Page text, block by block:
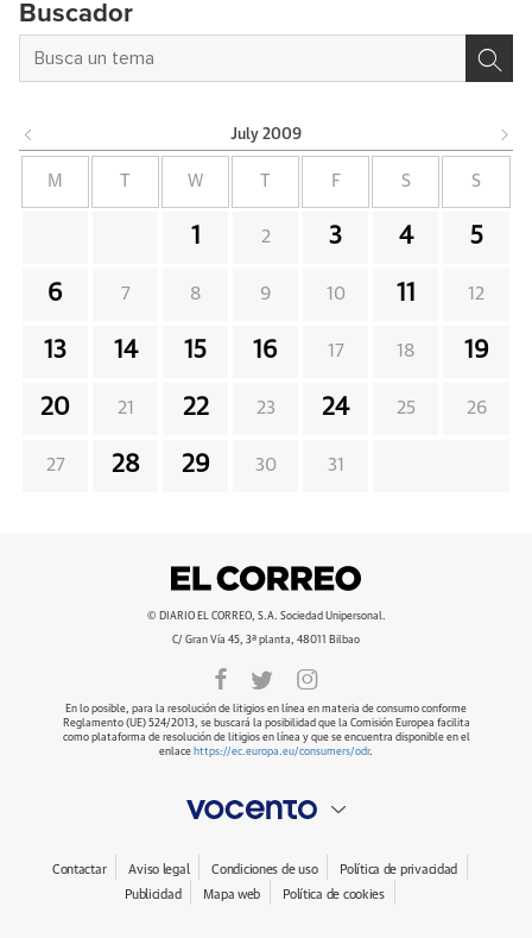
Buscador
July 2009
M W F S S
1 2 3 4 5
6 7 8 9 10 11 12
13 14 15 16 17 18 19
20 21 22 23 24 25 26
27 28 29 30 31
© DIARIO EL CORREO, S.A. Sociedad Unipersonal.
C/ Gran Vía 45, 3ª planta, 48011 Bilbao
En lo posible, para la resolución de litigios en línea en materia de consumo conforme
Reglamento (UE) 524/2013, se buscará la posibilidad que la Comisión Europea facilita
como plataforma de resolución de litigios en línea y que se encuentra disponible en el
enlace https://ec.europa.eu/consumers/odr.
Contactar Aviso legal Condiciones de uso
Política de privacidad
Publicidad
Mapa web Política de cookies